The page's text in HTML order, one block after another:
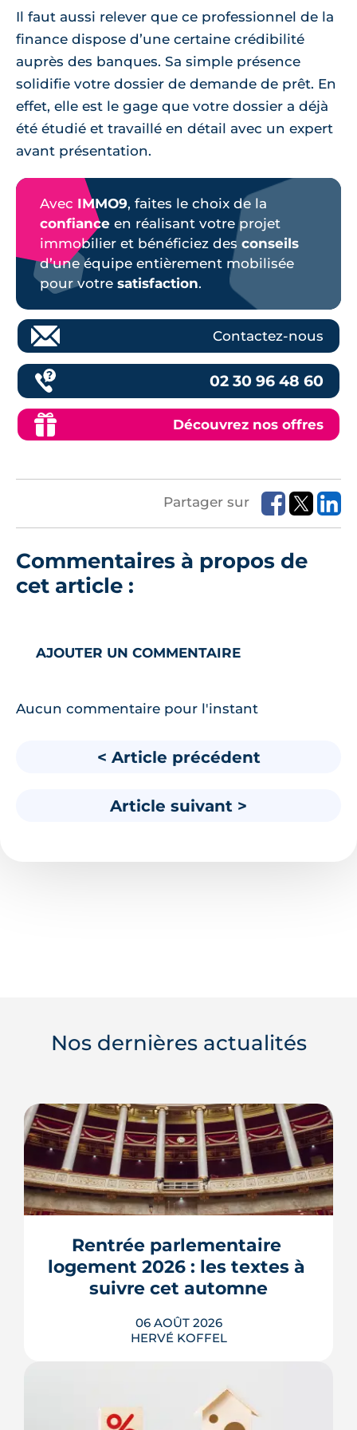
Il faut aussi relever que ce professionnel de la
finance dispose d’une certaine crédibilité
auprès des banques. Sa simple présence
solidifie votre dossier de demande de prêt. En
effet, elle est le gage que votre dossier a déjà
été étudié et travaillé en détail avec un expert
avant présentation.
Avec IMMO9, faites le choix de la
confiance en réalisant votre projet
immobilier et bénéficiez des conseils
d’une équipe entièrement mobilisée
pour votre satisfaction.
Contactez-nous
02 30 96 48 60
Découvrez nos offres
Partager sur
Commentaires à propos de
cet article :
AJOUTER UN COMMENTAIRE
Aucun commentaire pour l'instant
< Article précédent
Article suivant >
Nos dernières actualités
Rentrée parlementaire
logement 2026 : les textes à
suivre cet automne
06 AOÛT 2026
HERVÉ KOFFEL
Après un printemps d'annonces,